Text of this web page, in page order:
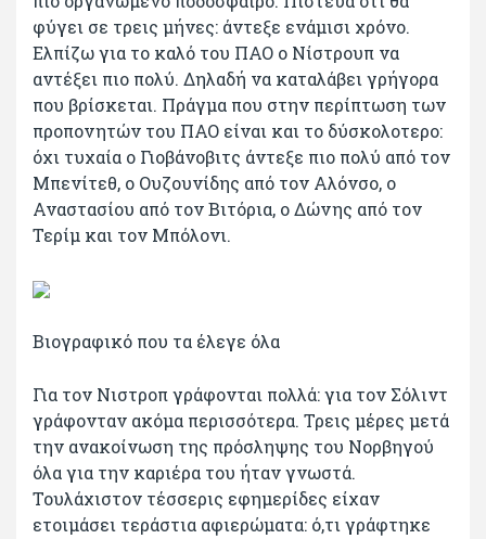
φύγει σε τρεις μήνες: άντεξε ενάμισι χρόνο.
Ελπίζω για το καλό του ΠΑΟ ο Νίστρουπ να
αντέξει πιο πολύ. Δηλαδή να καταλάβει γρήγορα
που βρίσκεται. Πράγμα που στην περίπτωση των
προπονητών του ΠΑΟ είναι και το δύσκολοτερο:
όχι τυχαία ο Γιοβάνοβιτς άντεξε πιο πολύ από τον
Μπενίτεθ, ο Ουζουνίδης από τον Αλόνσο, ο
Αναστασίου από τον Βιτόρια, ο Δώνης από τον
Τερίμ και τον Μπόλονι.
Βιογραφικό που τα έλεγε όλα
Για τον Νιστροπ γράφονται πολλά: για τον Σόλιντ
γράφονταν ακόμα περισσότερα. Τρεις μέρες μετά
την ανακοίνωση της πρόσληψης του Νορβηγού
όλα για την καριέρα του ήταν γνωστά.
Τουλάχιστον τέσσερις εφημερίδες είχαν
ετοιμάσει τεράστια αφιερώματα: ό,τι γράφτηκε